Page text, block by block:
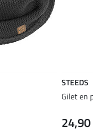
STEEDS
Gilet en